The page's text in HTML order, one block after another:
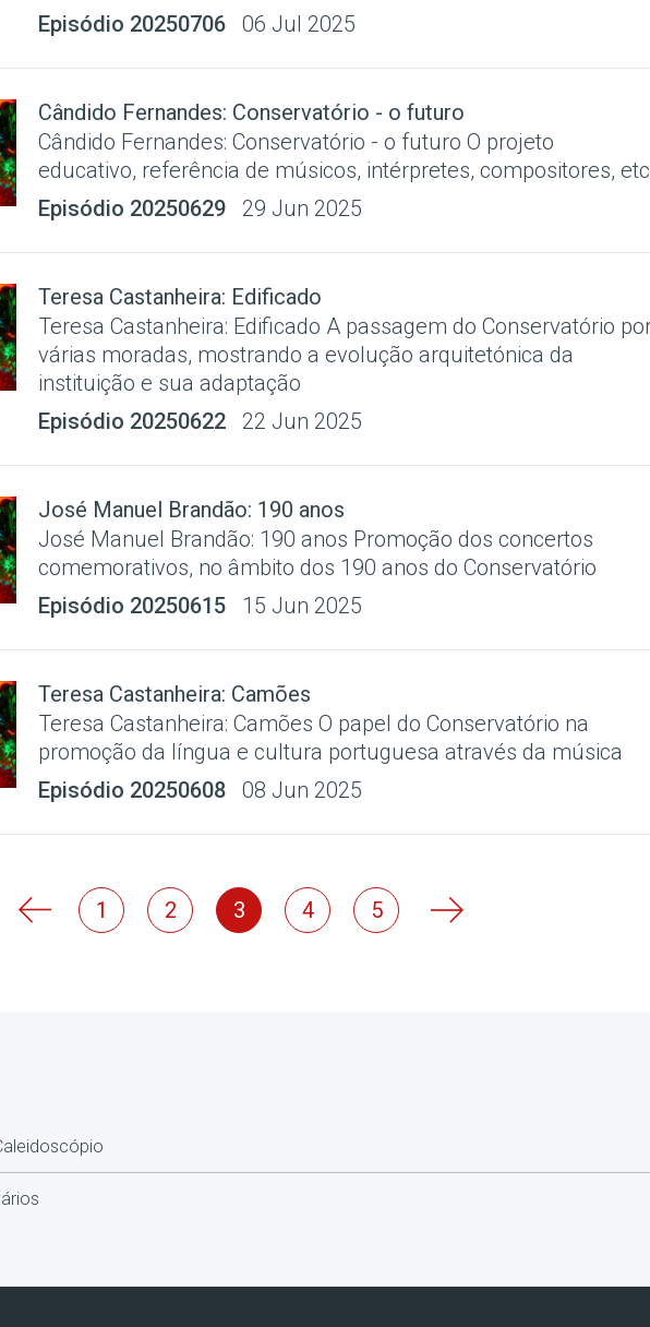
Episódio 20250706
06 Jul 2025
Cândido Fernandes: Conservatório - o futuro
Cândido Fernandes: Conservatório - o futuro O projeto
educativo, referência de músicos, intérpretes, compositores, etc
Episódio 20250629
29 Jun 2025
Teresa Castanheira: Edificado
Teresa Castanheira: Edificado A passagem do Conservatório
várias moradas, mostrando a evolução arquitetónica da
instituição e sua adaptação
Episódio 20250622
22 Jun 2025
José Manuel Brandão: 190 anos
José Manuel Brandão: 190 anos Promoção dos concertos
comemorativos, no âmbito dos 190 anos do Conservatório
Episódio 20250615
15 Jun 2025
Teresa Castanheira: Camões
Teresa Castanheira: Camões O papel do Conservatório na
promoção da língua e cultura portuguesa através da música
Episódio 20250608
08 Jun 2025
1 2 3 4 5